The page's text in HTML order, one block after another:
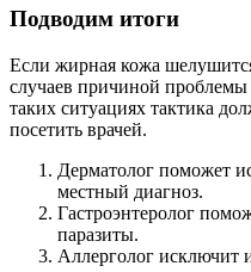
Подводим итоги
Если жирная кожа
случаев причиной проблемы
таких ситуациях тактика
посетить врачей.
Дерматолог поможет
местный диагноз.
Гастроэнтеролог
паразиты.
Аллерголог исключит